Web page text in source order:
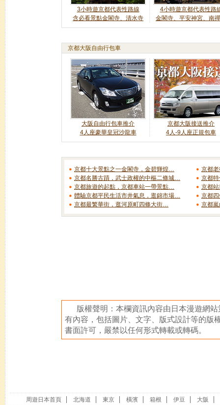
3小時遊京都代表性路線
含必看景點金閣寺、清水寺
4小時遊京都代表性路
金閣寺、平安神宮、南
京都大阪自由行包車
大阪自由行包車推介
4人座豪華皇冠沙龍車
京都大阪接送推介
4人-9人座正規包車
京都十大景點之一金閣寺，金碧輝煌…
京都名勝古蹟，武士政權的中樞二條城…
京都旅遊的起點，京都車站一帶景點…
體驗京都平民生活市井氣息，逛錦市場…
京都最繁華街，逛河原町四條大街…
京都
京都
京都
京都
京都
版權聲明：本欄資訊內容由日本漫遊網
有內容，包括圖片、文字、版式設計等的版
書面許可，嚴禁以任何形式轉載或轉碼。
周遊日本首頁 北海道 東京 橫濱 箱根 伊豆 大阪